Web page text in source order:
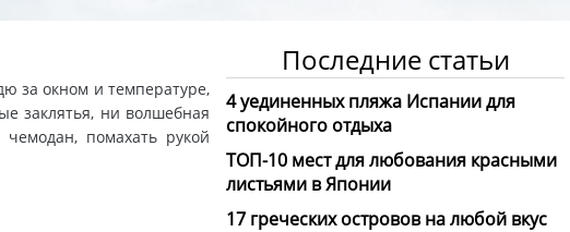
за окном и температуре,
заклятья, ни волшебная
помахать рукой
Последние статьи
4 уединенных пляжа Испании для
спокойного отдыха
ТОП-10 мест для любования красными
листьями в Японии
17 греческих островов на любой вкус